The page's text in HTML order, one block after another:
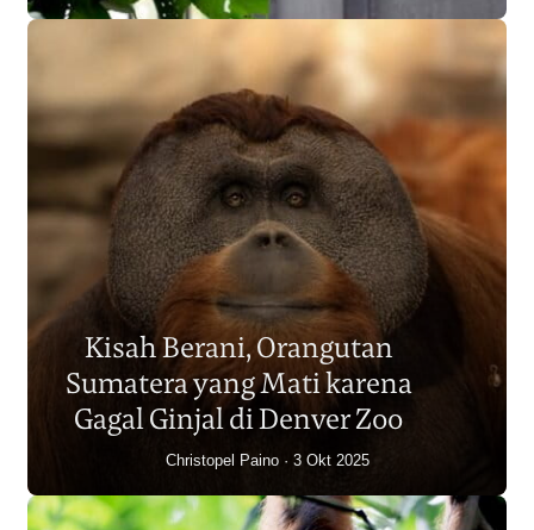
Populasi Orangutan
Sumatera Berkurang 2.700
Individu dalam Satu Dekade?
Junaidi Hanafiah 14 Jul 2026
Kisah Berani, Orangutan
Sumatera yang Mati karena
Gagal Ginjal di Denver Zoo
Christopel Paino 3 Okt 2025